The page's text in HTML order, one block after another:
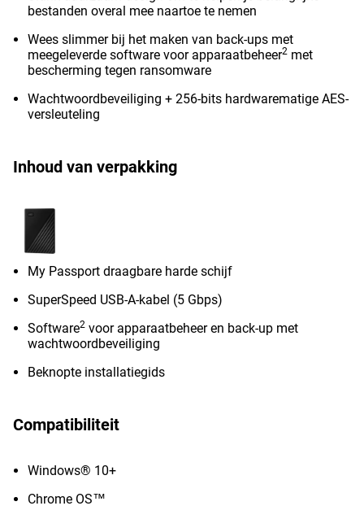
bestanden overal mee naartoe te nemen
Wees slimmer bij het maken van back-ups met
meegeleverde software voor apparaatbeheer2 met
bescherming tegen ransomware
Wachtwoordbeveiliging + 256-bits hardwarematige AES-
versleuteling
Inhoud van verpakking
My Passport draagbare harde schijf
SuperSpeed USB-A-kabel (5 Gbps)
Software2 voor apparaatbeheer en back-up met
wachtwoordbeveiliging
Beknopte installatiegids
Compatibiliteit
Windows® 10+
Chrome OS™